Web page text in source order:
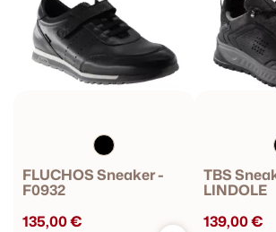
FLUCHOS Sneaker -
F0932
135,00 €
TBS
LINDOLE
139,00 €